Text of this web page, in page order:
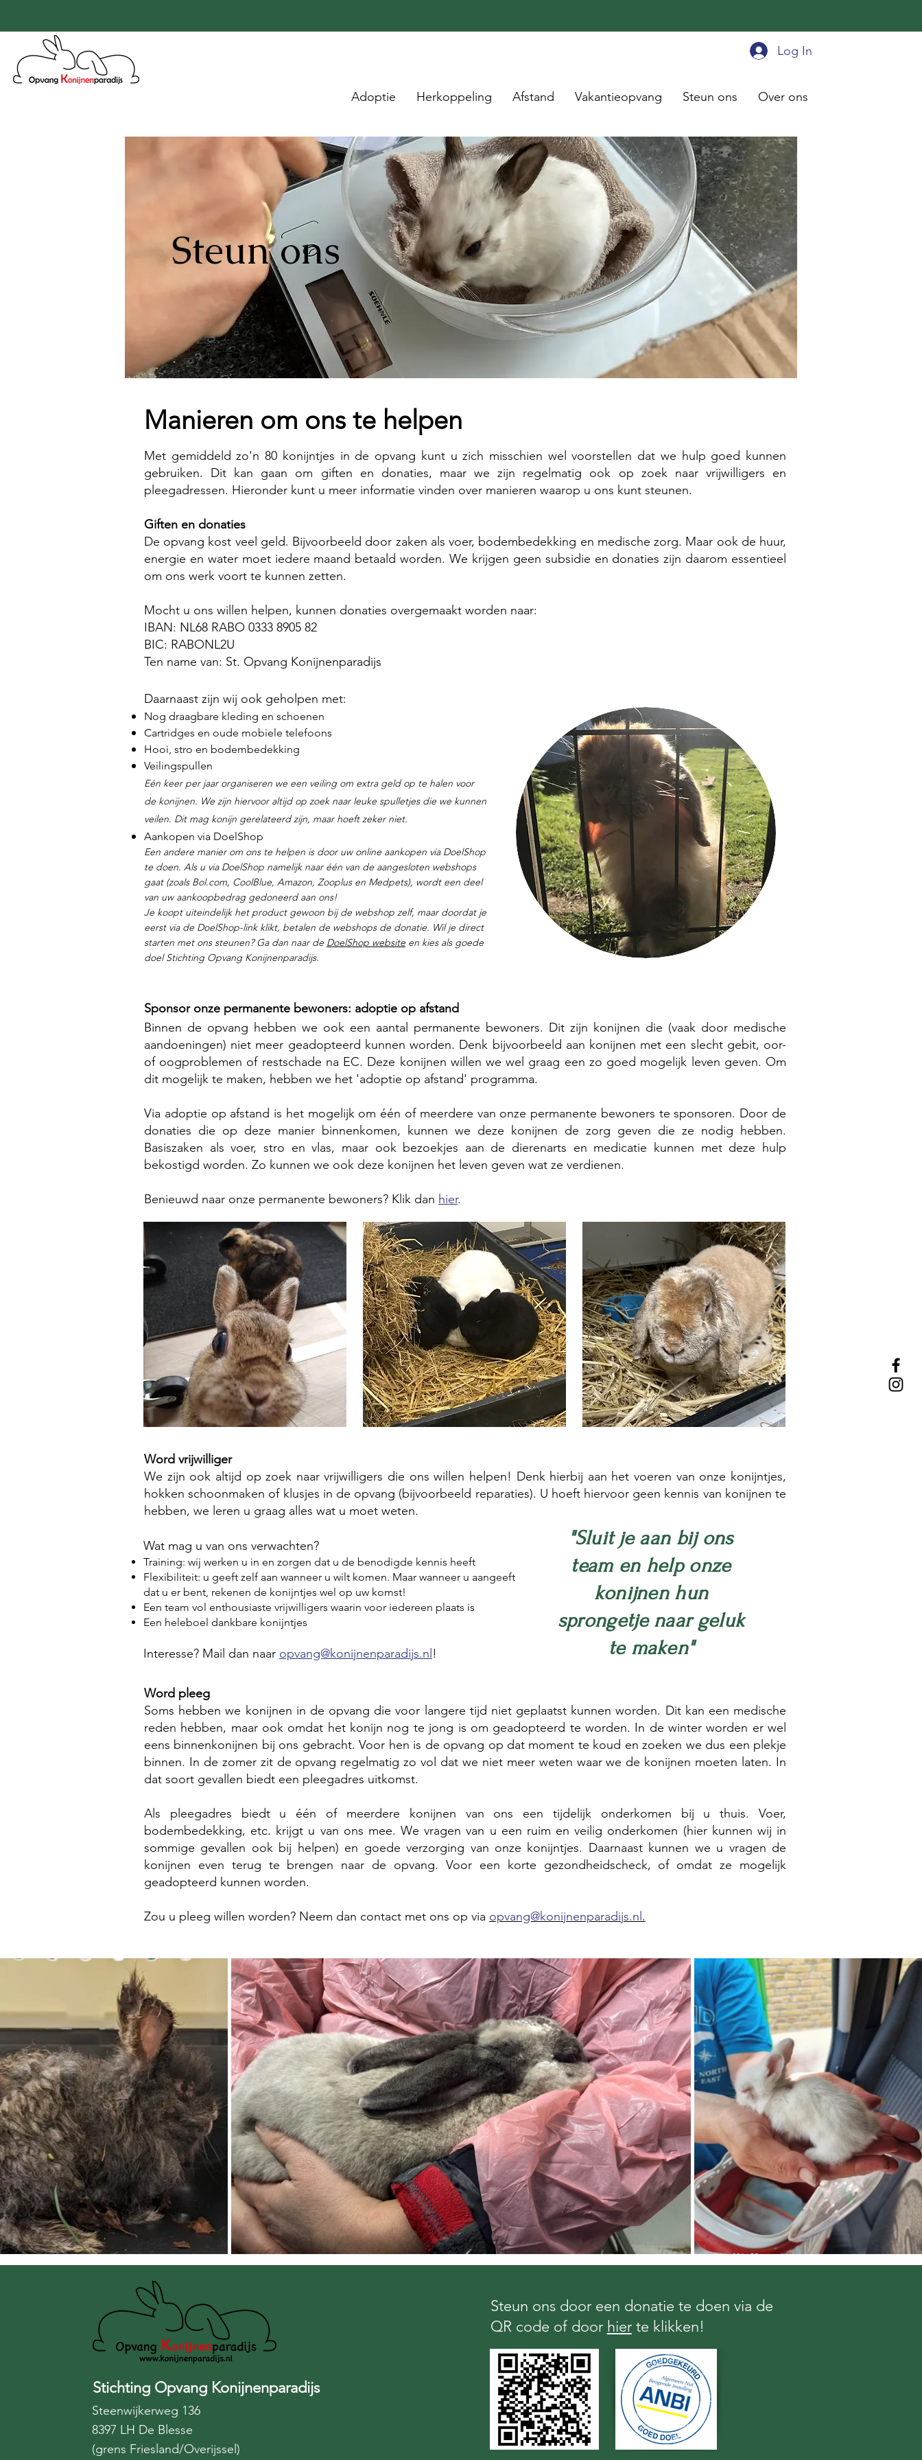
Log In
Adoptie Herkoppeling Afstand Vakantieopvang Steun ons Over ons
Steun ons
Manieren om ons te helpen
Met gemiddeld zo'n 80 konijntjes in de opvang kunt u zich misschien wel voorstellen dat we hulp goed kunnen
gebruiken. Dit kan gaan om giften en donaties, maar we zijn regelmatig ook op zoek naar vrijwilligers en
pleegadressen. Hieronder kunt u meer informatie vinden over manieren waarop u ons kunt steunen.
Giften en donaties
De opvang kost veel geld. Bijvoorbeeld door zaken als voer, bodembedekking en medische zorg. Maar ook de huur,
energie en water moet iedere maand betaald worden. We krijgen geen subsidie en donaties zijn daarom essentieel
om ons werk voort te kunnen zetten.
Mocht u ons willen helpen, kunnen donaties overgemaakt worden naar:
IBAN: NL68 RABO 0333 8905 82
BIC: RABONL2U
Ten name van: St. Opvang Konijnenparadijs
Daarnaast zijn wij ook geholpen met:
Nog draagbare kleding en schoenen
Cartridges en oude mobiele telefoons
Hooi, stro en bodembedekking
Veilingspullen
Eén keer per jaar organiseren we een veiling om extra geld op te halen voor
de konijnen​. We zijn hiervoor altijd op zoek naar leuke spulletjes die we kunnen
veilen. Dit mag konijn gerelateerd zijn, maar hoeft zeker niet.
Aankopen via DoelShop
Een andere manier om ons te helpen is door uw online aankopen via DoelShop
te doen. Als u via DoelShop namelijk naar één van de aangesloten webshops
gaat (zoals Bol.com, CoolBlue, Amazon, Zooplus en Medpets), wordt een deel
van uw aankoopbedrag gedoneerd aan ons!
Je koopt uiteindelijk het product gewoon bij de webshop zelf, maar doordat je
eerst via de DoelShop-link klikt, betalen de webshops de donatie. Wil je direct
starten met ons steunen? Ga dan naar de DoelShop website en kies als goede
doel Stichting Opvang Konijnenparadijs.
​​​​​​​​​​​​​​​​​​​​​​​Sponsor onze permanente bewoners: adoptie op afstand​
Binnen de opvang hebben we ook een aantal permanente bewoners. Dit zijn konijnen die (vaak door medische
aandoeningen) niet meer geadopteerd kunnen worden. Denk bijvoorbeeld aan konijnen met een slecht gebit, oor-
of oogproblemen of restschade na EC. Deze konijnen willen we wel graag een zo goed mogelijk leven geven. Om
dit mogelijk te maken, hebben we het 'adoptie op afstand' programma.
Via adoptie op afstand is het mogelijk om één of meerdere van onze permanente bewoners te sponsoren. Door de
donaties die op deze manier binnenkomen, kunnen we deze konijnen de zorg geven die ze nodig hebben.
Basiszaken als voer, stro en vlas, maar ook bezoekjes aan de dierenarts en medicatie kunnen met deze hulp
bekostigd worden. Zo kunnen we ook deze konijnen het leven geven wat ze verdienen.
Benieuwd naar onze permanente bewoners? Klik dan hier.
Word vrijwilliger
We zijn ook altijd op zoek naar vrijwilligers die ons willen helpen! Denk hierbij aan het voeren van onze konijntjes,
hokken schoonmaken of klusjes in de opvang (bijvoorbeeld reparaties). U hoeft hiervoor geen kennis van konijnen te
hebben, we leren u graag alles wat u moet weten. ​
Wat mag u van ons verwachten?
Training: wij werken u in en zorgen dat u de benodigde kennis heeft
Flexibiliteit: u geeft zelf aan wanneer u wilt komen. Maar wanneer u aangeeft
dat u er bent, rekenen de konijntjes wel op uw komst!
Een team vol enthousiaste vrijwilligers waarin voor iedereen plaats is
Een heleboel dankbare konijntjes​​
Interesse? Mail dan naar opvang@konijnenparadijs.nl !
"Sluit je aan bij ons
team en help onze
konijnen hun
sprongetje naar geluk
te maken"
Word pleeg
Soms hebben we konijnen in de opvang die voor langere tijd niet geplaatst kunnen worden. Dit kan een medische
reden hebben, maar ook omdat het konijn nog te jong is om geadopteerd te worden. In de winter worden er wel
eens binnenkonijnen bij ons gebracht. Voor hen is de opvang op dat moment te koud en zoeken we dus een plekje
binnen. In de zomer zit de opvang regelmatig zo vol dat we niet meer weten waar we de konijnen moeten laten. In
dat soort gevallen biedt een pleegadres uitkomst.
Als pleegadres biedt u één of meerdere konijnen van ons een tijdelijk onderkomen bij u thuis. Voer,
bodembedekking, etc. krijgt u van ons mee. We vragen van u een ruim en veilig onderkomen (hier kunnen wij in
sommige gevallen ook bij helpen) en goede verzorging van onze konijntjes. Daarnaast kunnen we u vragen de
konijnen even terug te brengen naar de opvang. Voor een korte gezondheidscheck, of omdat ze mogelijk
geadopteerd kunnen worden.
​Zou u pleeg willen worden? Neem dan contact met ons op via opvang@konijnenparadijs.nl .
Stichting Opvang Konijnenparadijs
Steenwijkerweg 136
8397 LH De Blesse
(grens Friesland/Overijssel)
Steun ons door een donatie te doen via de
QR code of door hierte klikken!